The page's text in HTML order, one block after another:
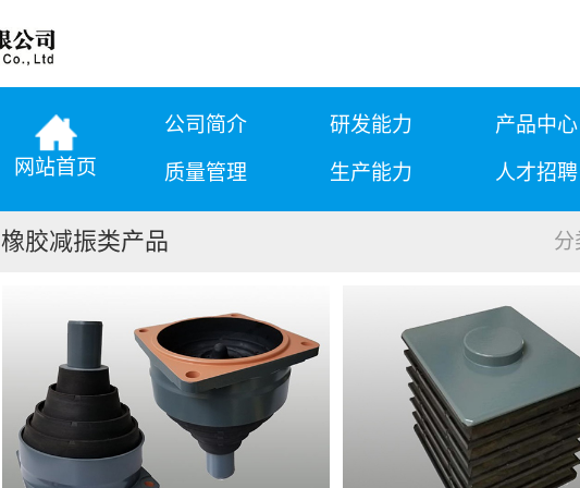
网站首页
公司简介 研发能力 产品中心
质量管理 生产能力 人才招聘
橡胶减振类产品 分